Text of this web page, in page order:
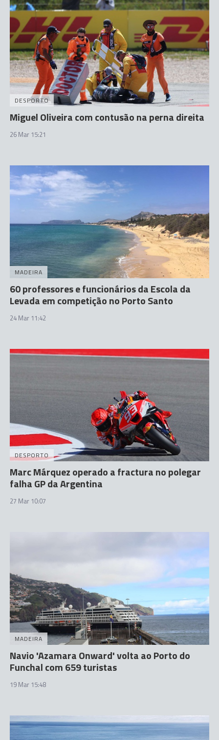
DESPORTO
Miguel Oliveira com contusão na perna direita
26 Mar 15:21
MADEIRA
60 professores e funcionários da Escola da
Levada em competição no Porto Santo
24 Mar 11:42
DESPORTO
Marc Márquez operado a fractura no polegar
falha GP da Argentina
27 Mar 10:07
MADEIRA
Navio 'Azamara Onward' volta ao Porto do
Funchal com 659 turistas
19 Mar 15:48